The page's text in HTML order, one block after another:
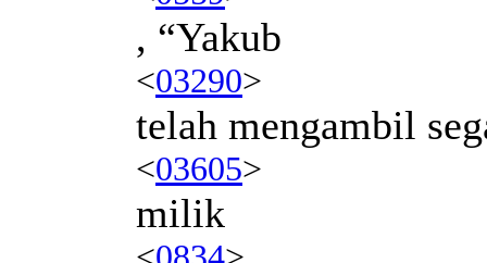
, “Yakub
<03290>
telah mengambil
<03605>
milik